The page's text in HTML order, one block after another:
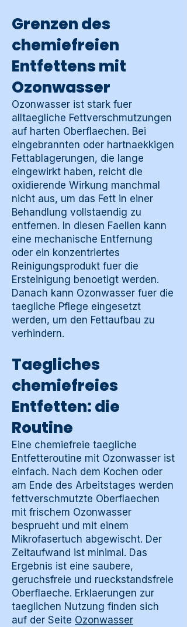
Grenzen des
chemiefreien
Entfettens mit
Ozonwasser
Ozonwasser ist stark fuer
alltaegliche Fettverschmutzungen
auf harten Oberflaechen. Bei
eingebrannten oder hartnaekkigen
Fettablagerungen, die lange
eingewirkt haben, reicht die
oxidierende Wirkung manchmal
nicht aus, um das Fett in einer
Behandlung vollstaendig zu
entfernen. In diesen Faellen kann
eine mechanische Entfernung
oder ein konzentriertes
Reinigungsprodukt fuer die
Ersteinigung benoetigt werden.
Danach kann Ozonwasser fuer die
taegliche Pflege eingesetzt
werden, um den Fettaufbau zu
verhindern.
Taegliches
chemiefreies
Entfetten: die
Routine
Eine chemiefreie taegliche
Entfetteroutine mit Ozonwasser ist
einfach. Nach dem Kochen oder
am Ende des Arbeitstages werden
fettverschmutzte Oberflaechen
mit frischem Ozonwasser
besprueht und mit einem
Mikrofasertuch abgewischt. Der
Zeitaufwand ist minimal. Das
Ergebnis ist eine saubere,
geruchsfreie und rueckstandsfreie
Oberflaeche. Erklaerungen zur
taeglichen Nutzung finden sich
auf der Seite Ozonwasser